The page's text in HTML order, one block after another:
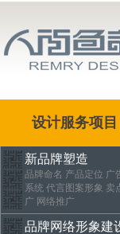
设计服务项目
新品牌塑造
品牌命名 产品定位 广
系统 代言图案形象 卖
广 网络推广
品牌网络形象建